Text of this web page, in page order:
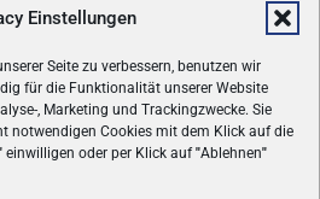
Einstellungen
Seite zu verbessern, benutzen wir
für die Funktionalität unserer Website
, Marketing und Trackingzwecke. Sie
notwendigen Cookies mit dem Klick auf die
einwilligen oder per Klick auf"Ablehnen"